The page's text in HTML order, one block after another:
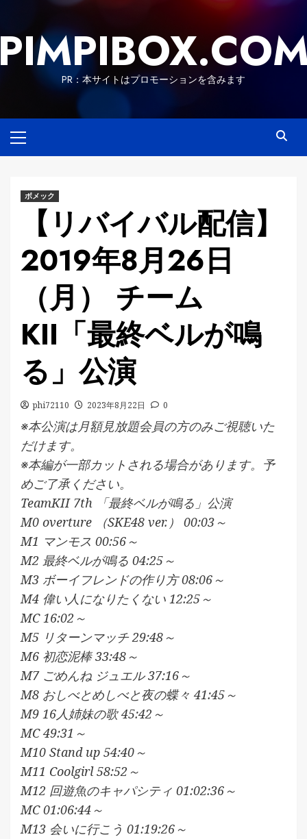
content
PR：本サイトはプロモーションを含みます
Menu
ボメック
【リバイバル配信】
2019年8月26日
（月） チーム
KII「最終ベルが鳴
る」公演
phi72110 2023年8月22日 0
※本公演は月額見放題会員の方のみご視聴いた
だけます。
※本編が一部カットされる場合があります。予
めご了承ください。
TeamKII 7th 「最終ベルが鳴る」公演
M0 overture （SKE48 ver.） 00:03～
M1 マンモス 00:56～
M2 最終ベルが鳴る 04:25～
M3 ボーイフレンドの作り方 08:06～
M4 偉い人になりたくない 12:25～
MC 16:02～
M5 リターンマッチ 29:48～
M6 初恋泥棒 33:48～
M7 ごめんね ジュエル 37:16～
M8 おしべとめしべと夜の蝶々 41:45～
M9 16人姉妹の歌 45:42～
MC 49:31～
M10 Stand up 54:40～
M11 Coolgirl 58:52～
M12 回遊魚のキャパシティ 01:02:36～
MC 01:06:44～
M13 会いに行こう 01:19:26～